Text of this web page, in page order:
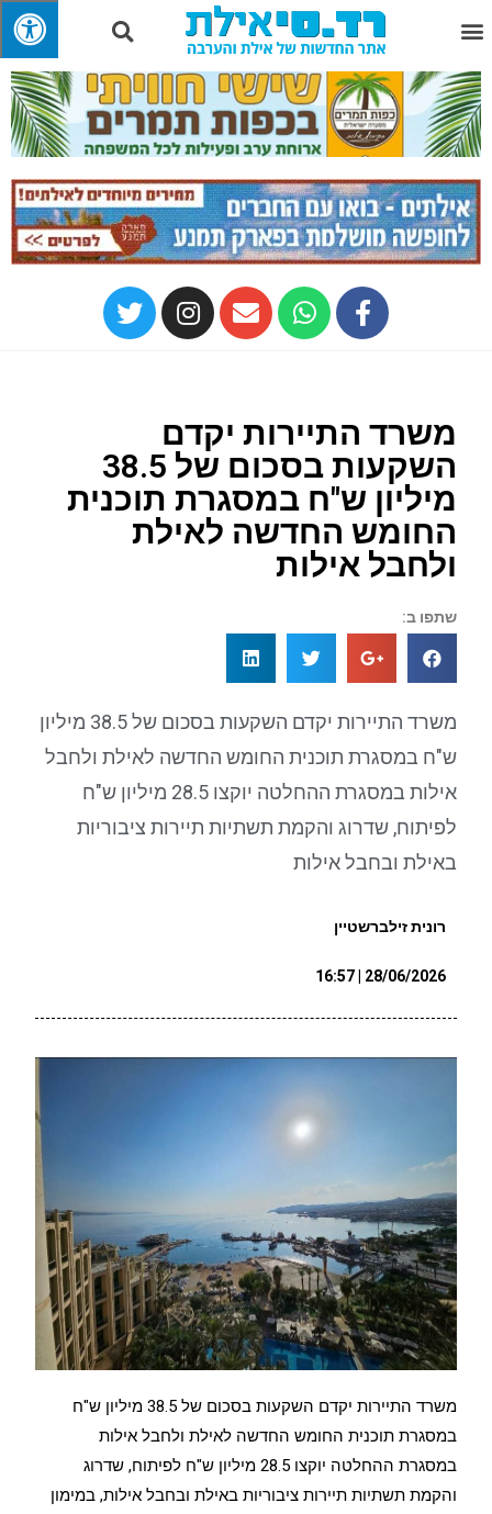
משרד התיירות יקדם
השקעות בסכום של 38.5
מיליון ש"ח במסגרת תוכנית
החומש החדשה לאילת
ולחבל אילות
שתפו ב:
משרד התיירות יקדם השקעות בסכום של 38.5 מיליון
ש"ח במסגרת תוכנית החומש החדשה לאילת ולחבל
אילות במסגרת ההחלטה יוקצו 28.5 מיליון ש"ח
לפיתוח, שדרוג והקמת תשתיות תיירות ציבוריות
באילת ובחבל אילות
רונית זילברשטיין
28/06/2026 | 16:57
משרד התיירות יקדם השקעות בסכום של 38.5 מיליון ש"ח
במסגרת תוכנית החומש החדשה לאילת ולחבל אילות
במסגרת ההחלטה יוקצו 28.5 מיליון ש"ח לפיתוח, שדרוג
והקמת תשתיות תיירות ציבוריות באילת ובחבל אילות, במימון